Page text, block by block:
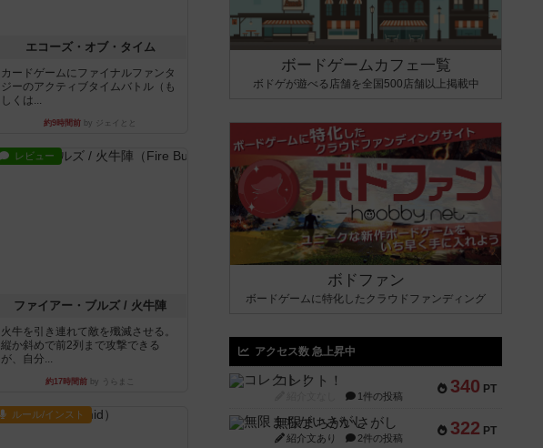
エコーズ・オブ・タイム
カードゲームにファイナルファンタ
ジーのアクティブタイムバトル（も
しくは...
約9時間前 by ジェイとと
レビュー
ファイアー・ブルズ / 火牛陣
火牛を引き連れて敵を殲滅させる。
縦か斜めで前2列まで攻撃できる
が、自分...
約17時間前 by うらまこ
ルール/インスト
ボードゲームカフェ一覧
ボドゲが遊べる店舗を全国500店舗以上掲載中
ボドファン
ボードゲームに特化したクラウドファンディング
アクセス数 急上昇中
340 PT
コレクト！
1件の投稿
322 PT
無限まちがいさがし
紹介文あり 2件の投稿